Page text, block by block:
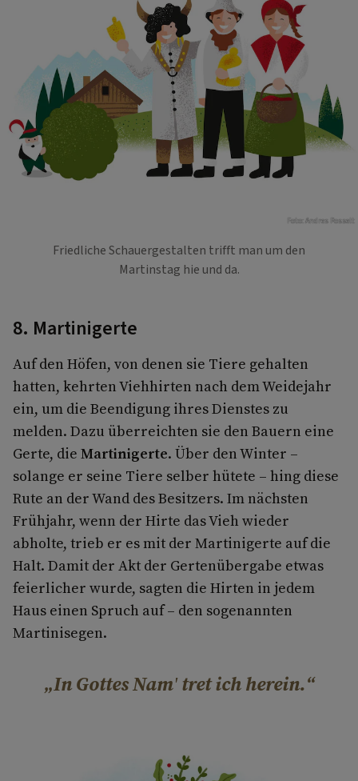
Foto: Andres Posselt
Friedliche Schauergestalten trifft man um den
Martinstag hie und da.
8. Martinigerte
Auf den Höfen, von denen sie Tiere gehalten
hatten, kehrten Viehhirten nach dem Weidejahr
ein, um die Beendigung ihres Dienstes zu
melden. Dazu überreichten sie den Bauern eine
Gerte, die Martinigerte. Über den Winter –
solange er seine Tiere selber hütete – hing diese
Rute an der Wand des Besitzers. Im nächsten
Frühjahr, wenn der Hirte das Vieh wieder
abholte, trieb er es mit der Martinigerte auf die
Halt. Damit der Akt der Gertenübergabe etwas
feierlicher wurde, sagten die Hirten in jedem
Haus einen Spruch auf – den sogenannten
Martinisegen.
In Gottes Nam' tret ich herein.